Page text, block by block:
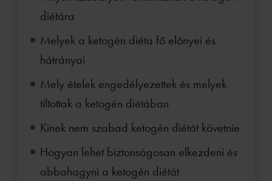
diétára
Melyek a ketogén diéta fő előnyei és
hátrányai
Mely ételek engedélyezettek és melyek
tiltottak a ketogén diétában
Kinek nem szabad ketogén diétát követnie
Hogyan lehet biztonságosan elkezdeni és
abbahagyni a ketogén diétát